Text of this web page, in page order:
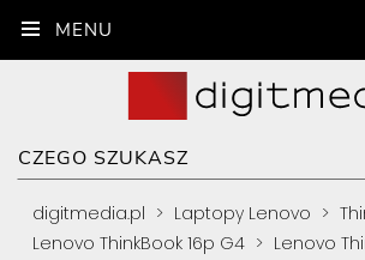
digitmedia.pl > Laptopy Lenovo >
Lenovo ThinkBook 16p G4 > Lenovo